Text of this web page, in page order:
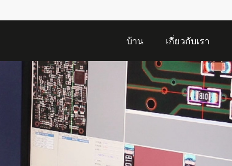
บ้าน เกี่ยวกับเรา
ขออ้าง